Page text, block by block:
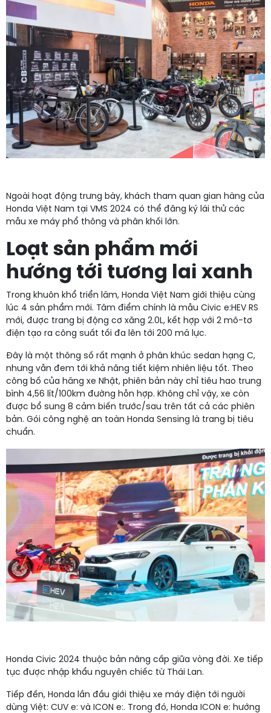
Ngoài hoạt động trưng bày, khách tham quan gian hàng của
Honda Việt Nam tại VMS 2024 có thể đăng ký lái thử các
mẫu xe máy phổ thông và phân khối lớn.
Loạt sản phẩm mới
hướng tới tương lai xanh
Trong khuôn khổ triển lãm, Honda Việt Nam giới thiệu cùng
lúc 4 sản phẩm mới. Tâm điểm chính là mẫu Civic e:HEV RS
mới, được trang bị động cơ xăng 2.0L, kết hợp với 2 mô-tơ
điện tạo ra công suất tối đa lên tới 200 mã lực.
Đây là một thông số rất mạnh ở phân khúc sedan hạng C,
nhưng vẫn đem tới khả năng tiết kiệm nhiên liệu tốt. Theo
công bố của hãng xe Nhật, phiên bản này chỉ tiêu hao trung
bình 4,56 lít/100km đường hỗn hợp. Không chỉ vậy, xe còn
được bổ sung 8 cảm biến trước/sau trên tất cả các phiên
bản. Gói công nghệ an toàn Honda Sensing là trang bị tiêu
chuẩn.
Honda Civic 2024 thuộc bản nâng cấp giữa vòng đời. Xe tiếp
tục được nhập khẩu nguyên chiếc từ Thái Lan.
Tiếp đến, Honda lần đầu giới thiệu xe máy điện tới người
dùng Việt: CUV e: và ICON e:. Trong đó, Honda ICON e: hướng